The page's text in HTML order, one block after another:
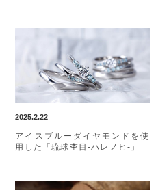
2025.2.22
アイスブルーダイヤモンドを使
用した「琉球杢目-ハレノヒ-」